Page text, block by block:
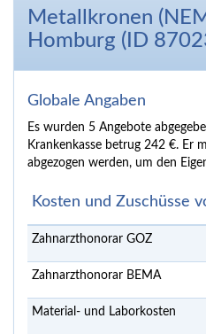
Metallkronen
Homburg (ID
Globale Angaben
Es wurden 5 Angebote
Krankenkasse betrug 242 €. Er
abgezogen werden, um den
Kosten und Zuschüsse
Zahnarzthonorar GOZ
Zahnarzthonorar BEMA
Material- und Laborkosten